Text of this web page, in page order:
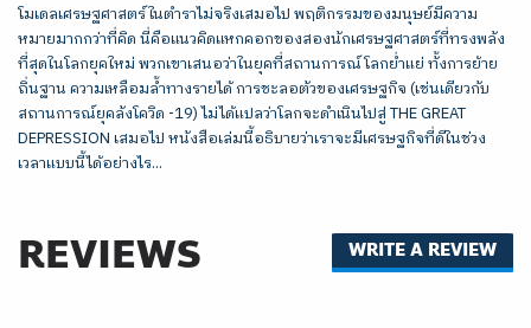
โมเดลเศรษฐศาสตร์ในตำราไม่จริงเสมอไป พฤติกรรมของมนุษย์มีความ
หมายมากกว่าที่คิด นี่คือแนวคิดแหกคอกของสองนักเศรษฐศาสตร์ที่ทรงพลัง
ที่สุดในโลกยุคใหม่ พวกเขาเสนอว่าในยุคที่สถานการณ์โลกย่ำแย่ ทั้งการย้าย
ถิ่นฐาน ความเหลือมล้ำทางรายได้ การชะลอตัวของเศรษฐกิจ (เช่นเดียวกับ
สถานการณ์ยุคลังโควิด -19) ไม่ได้แปลว่าโลกจะดำเนินไปสู่ THE GREAT
DEPRESSION เสมอไป หนังสือเล่มนี้อธิบายว่าเราจะมีเศรษฐกิจที่ดีในช่วง
เวลาแบบนี้ได้อย่างไร...
REVIEWS WRITE A REVIEW